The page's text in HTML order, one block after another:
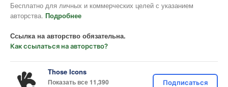
Бесплатно для личных и коммерческих целей с указанием
авторства. Подробнее
Ссылка на авторство обязательна.
Как ссылаться на авторство?
Those Icons
Показать все 11,390
Подписаться